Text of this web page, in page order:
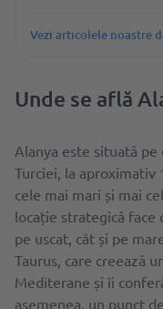
Vezi articolele noastre
Unde se află
Alanya este situată
Turciei, la aproximativ
cele mai mari și mai
locație strategică face
pe uscat, cât și pe
Taurus, care creează
Mediterane și îi
asemenea, un punct